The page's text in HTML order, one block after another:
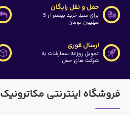
حمل و نقل رایگان
برای سبد خرید بیشتر از 5
میلیون تومان
ارسال فوری
تحویل روزانه سفارشات به
شرکت های حمل
فروشگاه اینترنتی مکاترونیک